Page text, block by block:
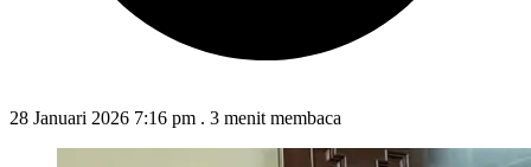
28 Januari 2026 7:16 pm . 3 menit membaca